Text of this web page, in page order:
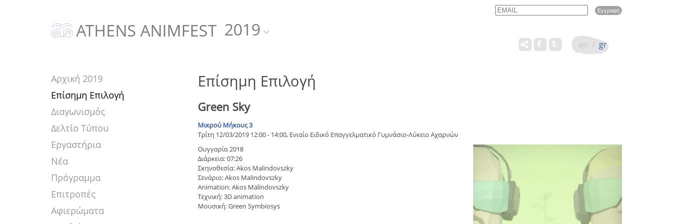
Email Name
ATHENS ANIMFEST 2019
en / gr
Αρχική 2019
Επίσημη Επιλογή
Διαγωνισμός
Δελτίο Τύπου
Εργαστήρια
Νέα
Πρόγραμμα
Επιτροπές
Αφιερώματα
Επίσημη Επιλογή
Green Sky
Μικρού Μήκους 3
Τρίτη 12/03/2019 12:00 - 14:00, Ενιαίο Ειδικό Επαγγελματικό Γυμνάσιο-Λύκειο Αχαρνών
Ουγγαρία 2018
Διάρκεια: 07:26
Σκηνοθεσία: Akos Malindovszky
Σενάριο: Akos Malindovszky
Animation: Akos Malindovszky
Τεχνική: 3D animation
Μουσική: Green Symbiosys